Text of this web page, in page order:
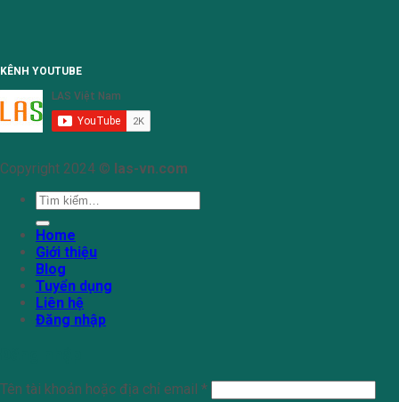
KÊNH YOUTUBE
Copyright 2024 © las-vn.com
Tìm
kiếm:
Home
Giới thiệu
Blog
Tuyển dụng
Liên hệ
Đăng nhập
Tên tài khoản hoặc địa chỉ email *